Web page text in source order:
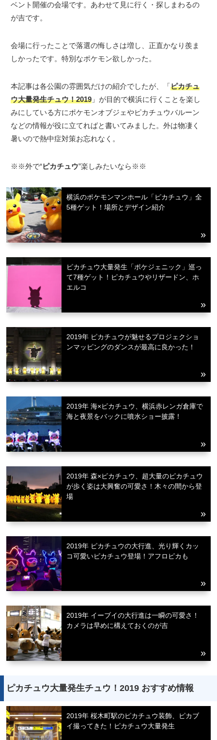
ベント開催の会場です。あわせて見に行く・探しまわるの
が吉です。
会場に行ったことで落選の悔しさは増し、正直かなり羨ま
しかったです。特別なポケモン欲しかった。
本記事は各公園の雰囲気だけの紹介でしたが、「ピカチュ
ウ大量発生チュウ！2019 」が目的で横浜に行くことを楽し
みにしている方にポケモンオブジェやピカチュウバルーン
などの情報が役に立てればと書いてみました。外は物凄く
暑いので熱中症対策お忘れなく。
※※外で“ピカチュウ”楽しみたいなら※※
横浜のポケモンマンホール「ピカチュウ」全
5種ゲット！場所とデザイン紹介
ピカチュウ大量発生「ポケジェニック」巡っ
て7種ゲット！ピカチュウやリザードン、ホ
エルコ
2019年 ピカチュウが魅せるプロジェクショ
ンマッピングのダンスが最高に良かった！
2019年 海×ピカチュウ、横浜赤レンガ倉庫で
海と夜景をバックに噴水ショー披露！
2019年 森×ピカチュウ、超大量のピカチュウ
が歩く姿は大興奮の可愛さ！木々の間から登
場
2019年 ピカチュウの大行進、光り輝くカッ
コ可愛いピカチュウ登場！アフロピカも
2019年 イーブイの大行進は一瞬の可愛さ！
カメラは早めに構えておくのが吉
ピカチュウ大量発生チュウ！2019 おすすめ情報
2019年 桜木町駅のピカチュウ装飾、ピカブ
イ撮ってきた！ピカチュウ大量発生